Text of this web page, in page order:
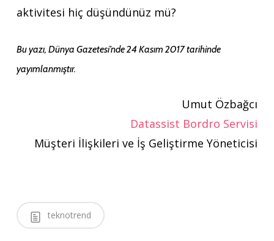
aktivitesi hiç düşündünüz mü?
Bu yazı, Dünya Gazetesi’nde 24 Kasım 2017 tarihinde
yayımlanmıştır.
Umut Özbağcı
Datassist Bordro Servisi
Müşteri İlişkileri ve İş Geliştirme Yöneticisi
teknotrend